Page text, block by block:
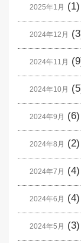
2025年1月 (1)
2024年12月
2024年11月
2024年10月
2024年9月 (6)
2024年8月 (2)
2024年7月 (4)
2024年6月 (4)
2024年5月 (3)